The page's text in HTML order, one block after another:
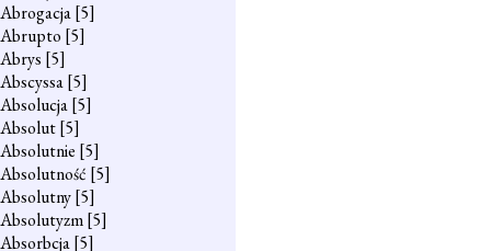
Abrogacja[5]
Abrupto [5]
Abrys [5]
Abscyssa[5]
Absolucja[5]
Absolut[5]
Absolutnie [5]
Absolutność [5]
Absolutny[5]
Absolutyzm[5]
Absorbcja[5]